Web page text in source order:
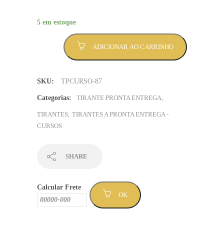
5 em estoque
Fisioterapia
com
escrita
verde
e
-
Sem
ADICIONAR AO CARRINHO
SKU: TPCURSO-87
Categorias: TIRANTE PRONTA ENTREGA
TIRANTES TIRANTES A PRONTA ENTREGA -
CURSOS
SHARE
Calcular Frete
OK